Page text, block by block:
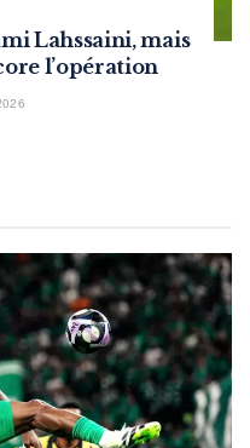
Lahssaini, mais
l’opération